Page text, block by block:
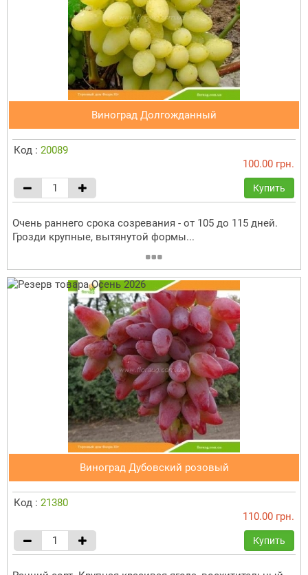
Виноград Долгожданный
Код : 20089
100.00 грн.
Купить
Очень раннего срока созревания - от 105 до 115 дней.
Грозди крупные, вытянутой формы...
Виноград Дубовский розовый
Код : 21380
110.00 грн.
Купить